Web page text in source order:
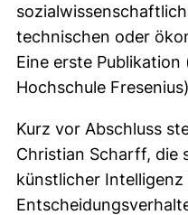
technischen oder
Eine erste
Hochschule
Kurz vor Abschluss
Christian Scharff, die
künstlicher Intelligenz